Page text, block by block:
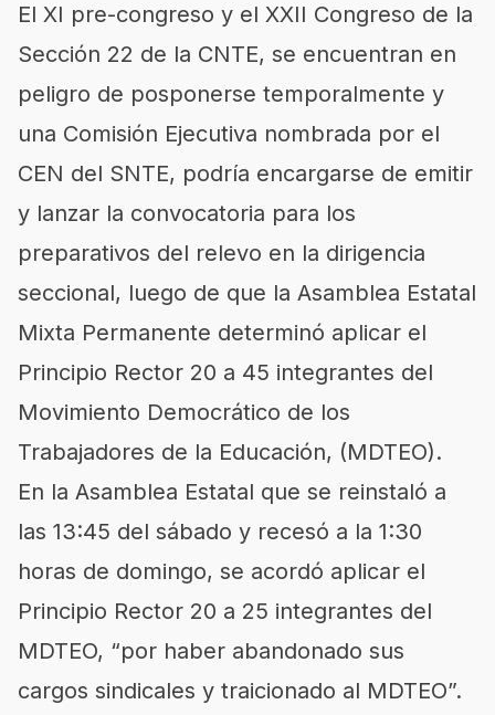
El XI pre-congreso y el XXII Congreso de la
Sección 22 de la CNTE, se encuentran en
peligro de posponerse temporalmente y
una Comisión Ejecutiva nombrada por el
CEN del SNTE, podría encargarse de emitir
y lanzar la convocatoria para los
preparativos del relevo en la dirigencia
seccional, luego de que la Asamblea Estatal
Mixta Permanente determinó aplicar el
Principio Rector 20 a 45 integrantes del
Movimiento Democrático de los
Trabajadores de la Educación, (MDTEO).
En la Asamblea Estatal que se reinstaló a
las 13:45 del sábado y recesó a la 1:30
horas de domingo, se acordó aplicar el
Principio Rector 20 a 25 integrantes del
MDTEO, “por haber abandonado sus
cargos sindicales y traicionado al MDTEO”.